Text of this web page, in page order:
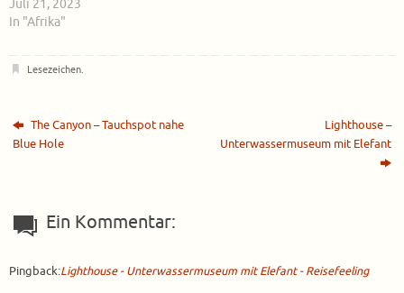
Juli 21, 2023
In "Afrika"
Lesezeichen.
The Canyon – Tauchspot nahe
Blue Hole
Lighthouse –
Unterwassermuseum mit Elefant
Ein Kommentar:
Pingback:Lighthouse - Unterwassermuseum mit Elefant - Reisefeeling